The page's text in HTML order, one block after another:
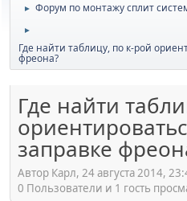
► Форум по монтажу сплит
►
Где найти таблицу, по к-рой
фреона?
Где найти
заправке
Автор Карл, 24 августа 2014,
0 Пользователи и 1 гость